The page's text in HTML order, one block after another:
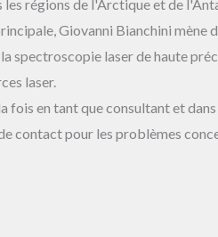
régions de l'Arctique et de
Giovanni Bianchini mène
spectroscopie laser de haute
laser.
fois en tant que consultant et
contact pour les problèmes